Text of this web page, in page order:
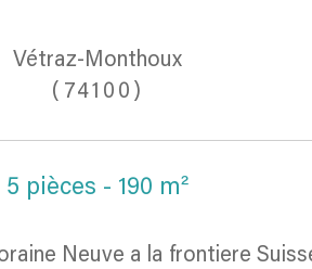
Vétraz-Monthoux
(74100)
5 pièces - 190 m²
Neuve a la frontiere